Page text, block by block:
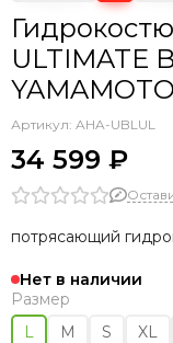
ULTIMATE
Артикул: AHA-UBLUL
34 599 ₽
потрясающий
Нет в наличии
Размер
L
M S XL